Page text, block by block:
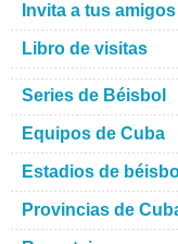
Invita a tus amigos
Libro de visitas
Series de Béisbol
Equipos de Cuba
Estadios de
Provincias de